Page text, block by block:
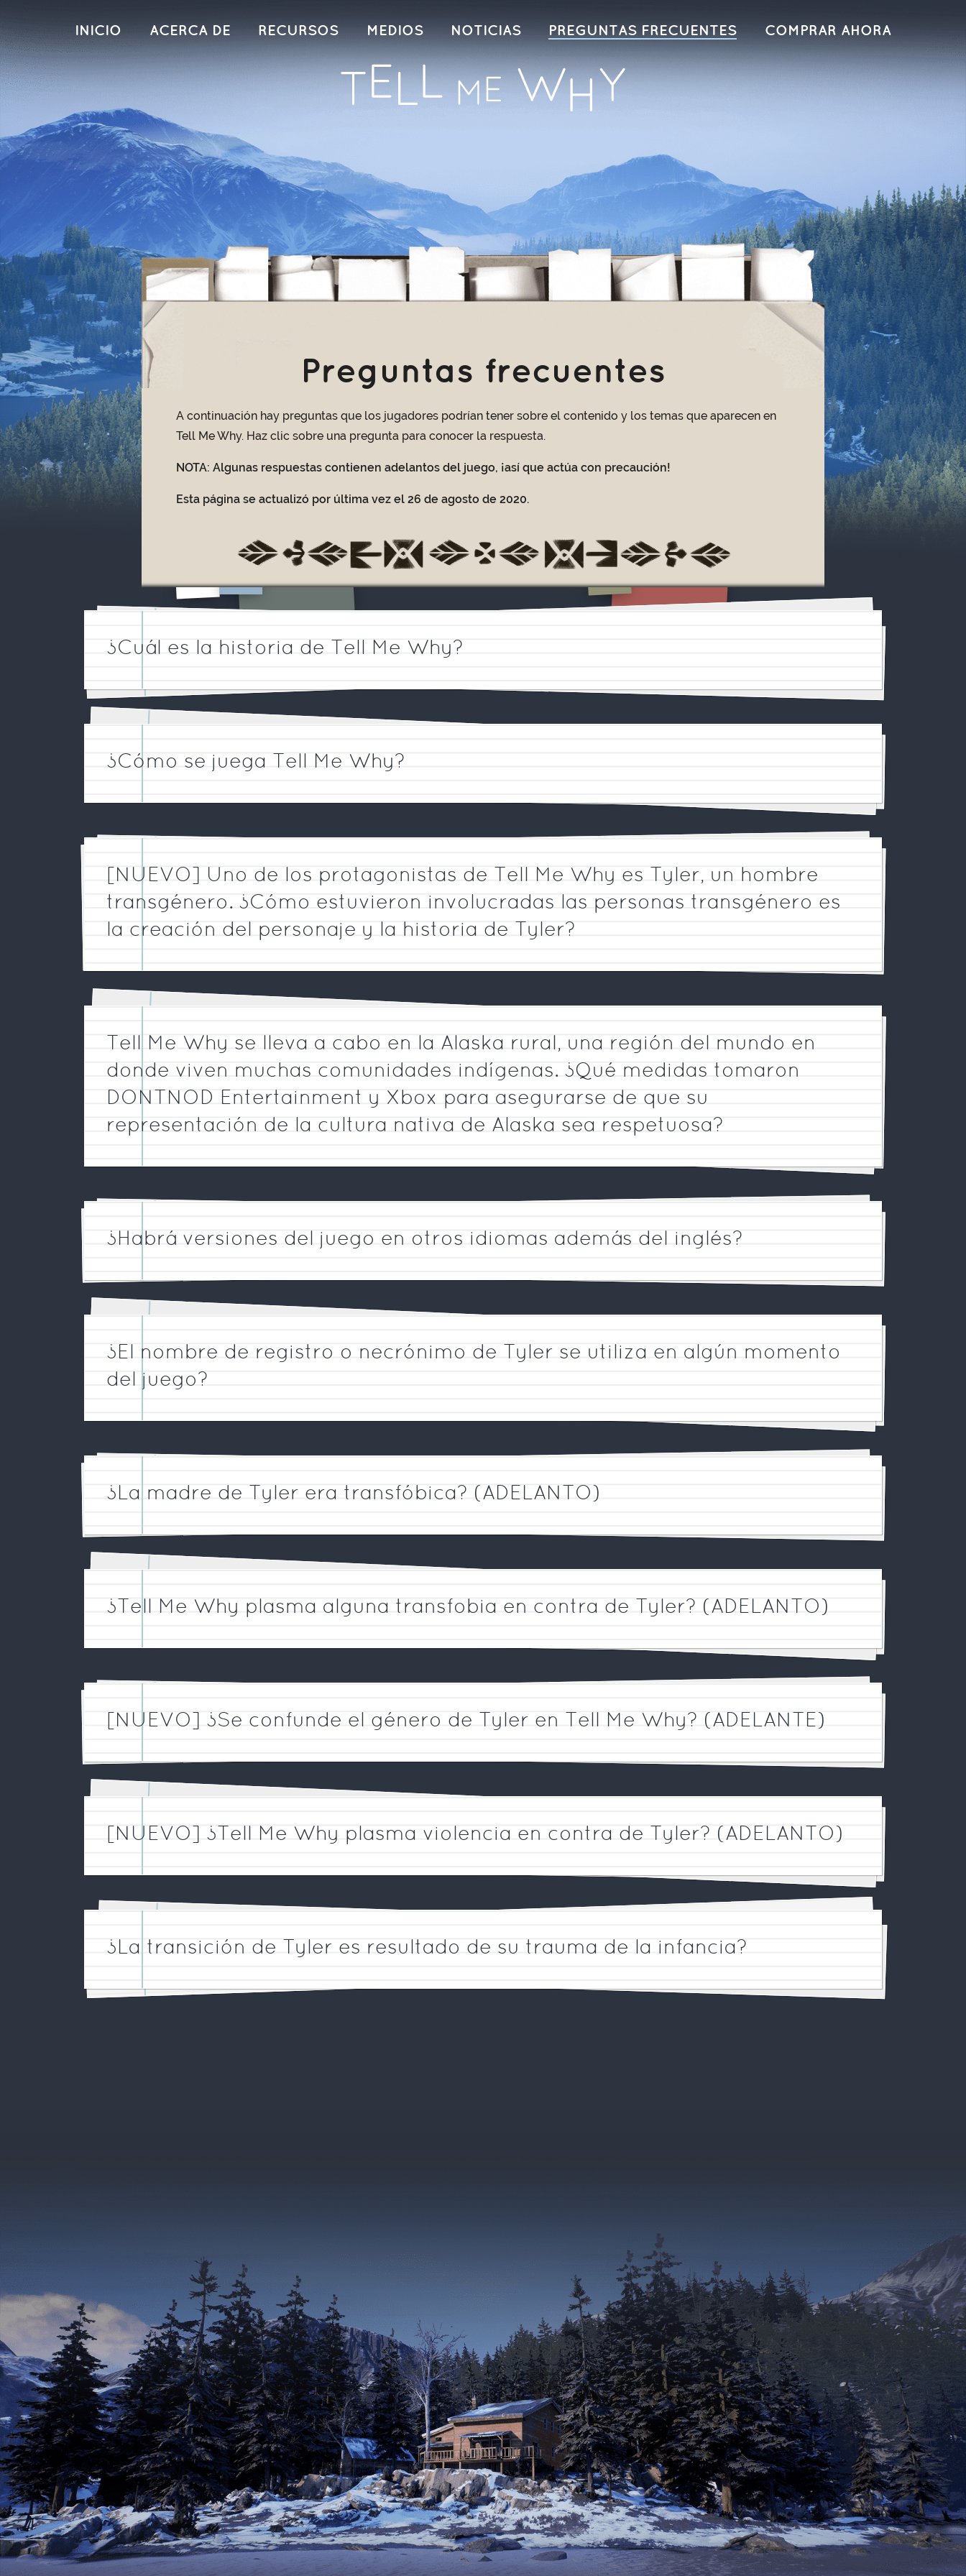
INICIO ACERCA DE RECURSOS MEDIOS NOTICIAS PREGUNTAS FRECUENTES COMPRAR AHORA
Preguntas frecuentes
A continuación hay preguntas que los jugadores podrían tener sobre el contenido y los temas que aparecen en
Tell Me Why. Haz clic sobre una pregunta para conocer la respuesta.
NOTA: Algunas respuestas contienen adelantos del juego, ¡así que actúa con precaución!
Esta página se actualizó por última vez el 26 de agosto de 2020.
¿Cuál es la historia de Tell Me Why?
¿Cómo se juega Tell Me Why?
[NUEVO] Uno de los protagonistas de Tell Me Why es Tyler, un hombre
transgénero. ¿Cómo estuvieron involucradas las personas transgénero es
la creación del personaje y la historia de Tyler?
Tell Me Why se lleva a cabo en la Alaska rural, una región del mundo en
donde viven muchas comunidades indígenas. ¿Qué medidas tomaron
DONTNOD Entertainment y Xbox para asegurarse de que su
representación de la cultura nativa de Alaska sea respetuosa?
¿Habrá versiones del juego en otros idiomas además del inglés?
¿El nombre de registro o necrónimo de Tyler se utiliza en algún momento
del juego?
¿La madre de Tyler era transfóbica? (ADELANTO)
¿Tell Me Why plasma alguna transfobia en contra de Tyler? (ADELANTO)
[NUEVO] ¿Se confunde el género de Tyler en Tell Me Why? (ADELANTE)
[NUEVO] ¿Tell Me Why plasma violencia en contra de Tyler? (ADELANTO)
¿La transición de Tyler es resultado de su trauma de la infancia?